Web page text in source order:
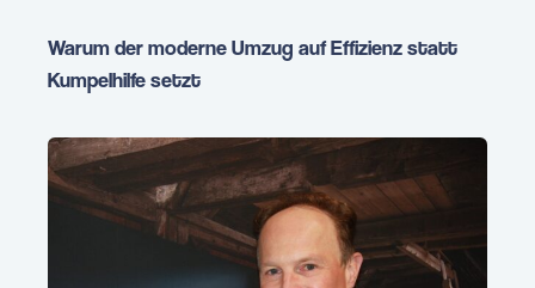
Warum der moderne Umzug auf Effizienz statt
Kumpelhilfe setzt